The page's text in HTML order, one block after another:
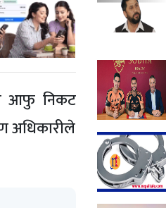
आफु निकट
अधिकारीले